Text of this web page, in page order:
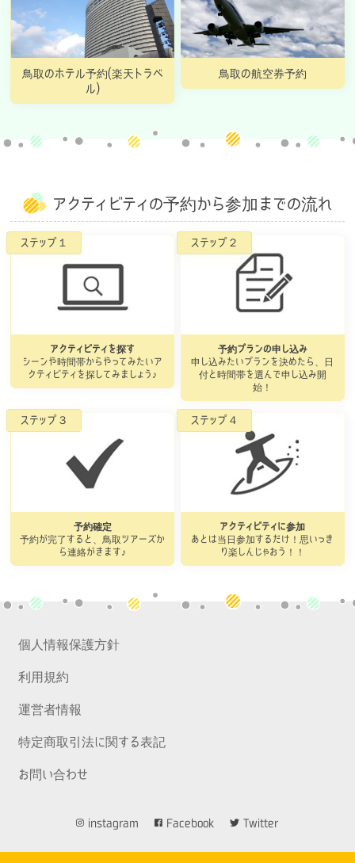
鳥取のホテル予約(楽天トラベ
ル)
鳥取の航空券予約
アクティビティの予約から参加までの流れ
アクティビティを探す
シーンや時間帯からやってみたいア
クティビティを探してみましょう♪
予約プランの申し込み
申し込みたいプランを決めたら、日
付と時間帯を選んで申し込み開
始！
予約確定
予約が完了すると、鳥取ツアーズか
ら連絡がきます♪
アクティビティに参加
あとは当日参加するだけ！思いっき
り楽しんじゃおう！！
個人情報保護方針
利用規約
運営者情報
特定商取引法に関する表記
お問い合わせ
instagram Facebook Twitter